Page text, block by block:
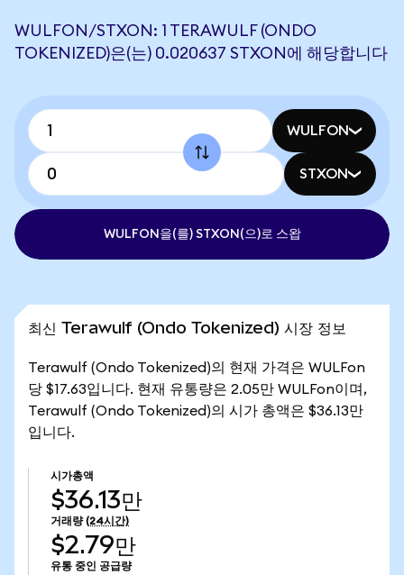
WULFON/STXON: 1 TERAWULF (ONDO
TOKENIZED)은(는) 0.020637 STXON에 해당합니다
WULFON
STXON
WULFON을(를) STXON(으)로 스왑
최신 Terawulf (Ondo Tokenized) 시장 정보
Terawulf (Ondo Tokenized)의 현재 가격은 WULFon
당 $17.63입니다. 현재 유통량은 2.05만 WULFon이며,
Terawulf (Ondo Tokenized)의 시가 총액은 $36.13만
입니다.
시가총액
$36.13만
거래량 (24시간)
$2.79만
유통 중인 공급량